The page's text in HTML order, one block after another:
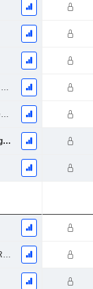
Auf gewöhnliche und Vorzugsaktien gezahlte Dividenden
Andere Finanzierungsaktivitäten, Gesamt
German: Cashflow aus Finanzierungstätigkeit
Gezahlte Einkommensteuer in bar (Rückerstattung)